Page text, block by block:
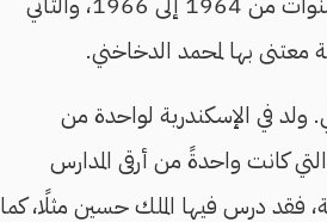
في الإسكندرية لواحدة من
كانت واحدةً من أرقى المدارس
فقد درس فيها الملك حسين مثلًا، كما